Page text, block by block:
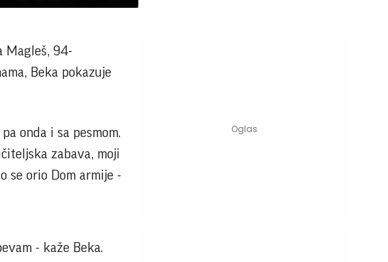
Magleš, 94-
Beka pokazuje
onda i sa pesmom.
zabava, moji
se orio Dom armije -
- kaže Beka.